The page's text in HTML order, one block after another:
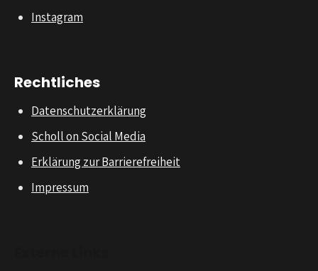
Instagram
Rechtliches
Datenschutzerklärung
Scholl on Social Media
Erklärung zur Barrierefreiheit
Impressum